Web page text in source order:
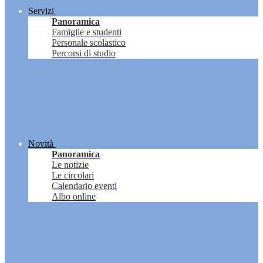
Servizi
Panoramica
Famiglie e studenti
Personale scolastico
Percorsi di studio
Novità
Panoramica
Le notizie
Le circolari
Calendario eventi
Albo online